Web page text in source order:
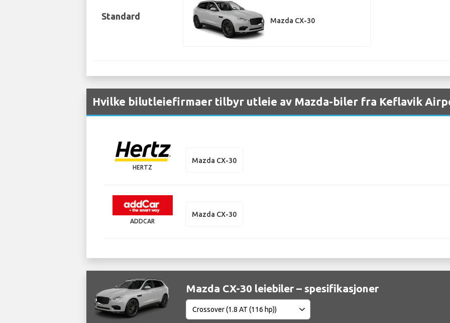
Standard Mazda CX-30
Hvilke bilutleiefirmaer tilbyr utleie av Mazda-biler fra Keflavik
HERTZ
Mazda CX-30
ADDCAR
Mazda CX-30
Mazda CX-30 leiebiler – spesifikasjoner